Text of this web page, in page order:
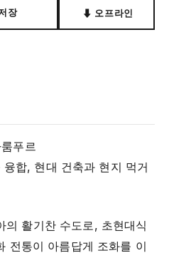
장 ⬇ 오프라인
푸르
합, 현대 건축과 현지 먹거
의 활기찬 수도로, 초현대식
전통이 아름답게 조화를 이